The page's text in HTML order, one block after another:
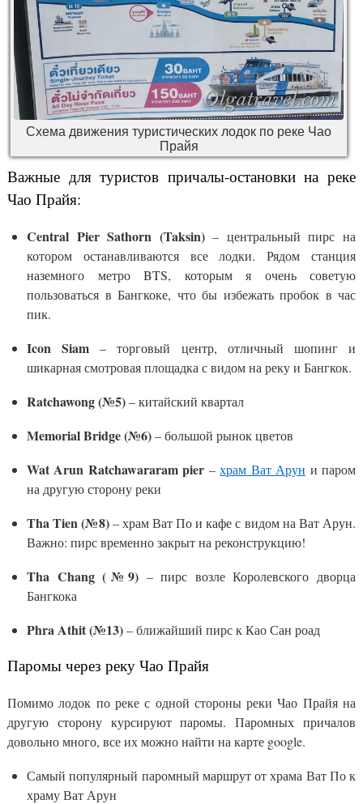
Схема движения туристических лодок по реке Чао
Прайя
Важные для туристов причалы-остановки на реке
Чао Прайя:
Central Pier Sathorn (Taksin)– центральный пирс на
котором останавливаются все лодки. Рядом станция
наземного метро BTS, которым я очень советую
пользоваться в Бангкоке, что бы избежать пробок в час
пик.
Icon Siam – торговый центр, отличный шопинг и
шикарная смотровая площадка с видом на реку и Бангкок.
Ratchawong (№5)– китайский квартал
Memorial Bridge (№6)– большой рынок цветов
Wat Arun Ratchawararam pier –храм Ват Арун и паром
на другую сторону реки
Tha Tien (№8)– храм Ват По и кафе с видом на Ват Арун.
Важно: пирс временно закрыт на реконструкцию!
Tha Chang (№9) – пирс возле Королевского дворца
Бангкока
Phra Athit (№13)– ближайший пирс к Као Сан роад
Паромы через реку Чао Прайя
Помимо лодок по реке с одной стороны реки Чао Прайя на
другую сторону курсируют паромы. Паромных причалов
довольно много, все их можно найти на карте google.
Самый популярный паромный маршрут от храма Ват По к
храму Ват Арун